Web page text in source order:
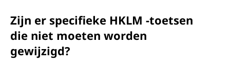
Zijn er specifieke HKLM -toetsen
die niet moeten worden
gewijzigd?